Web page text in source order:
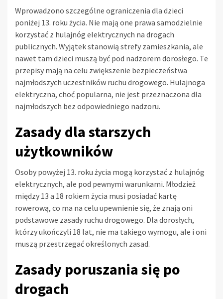
Wprowadzono szczególne ograniczenia dla dzieci
poniżej 13. roku życia. Nie mają one prawa samodzielnie
korzystać z hulajnóg elektrycznych na drogach
publicznych. Wyjątek stanowią strefy zamieszkania, ale
nawet tam dzieci muszą być pod nadzorem dorosłego. Te
przepisy mają na celu zwiększenie bezpieczeństwa
najmłodszych uczestników ruchu drogowego. Hulajnoga
elektryczna, choć popularna, nie jest przeznaczona dla
najmłodszych bez odpowiedniego nadzoru.
Zasady dla starszych
użytkowników
Osoby powyżej 13. roku życia mogą korzystać z hulajnóg
elektrycznych, ale pod pewnymi warunkami. Młodzież
między 13 a 18 rokiem życia musi posiadać kartę
rowerową, co ma na celu upewnienie się, że znają oni
podstawowe zasady ruchu drogowego. Dla dorosłych,
którzy ukończyli 18 lat, nie ma takiego wymogu, ale i oni
muszą przestrzegać określonych zasad.
Zasady poruszania się po
drogach